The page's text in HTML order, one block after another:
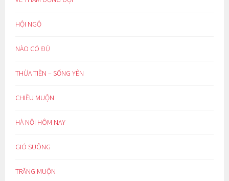
HỘI NGỘ
NÀO CÓ ĐỦ
THỪA TIỀN – SỐNG YÊN
CHIỀU MUỘN
HÀ NỘI HÔM NAY
GIÓ SUÔNG
TRĂNG MUỘN